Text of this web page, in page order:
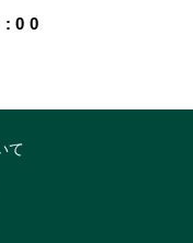
て